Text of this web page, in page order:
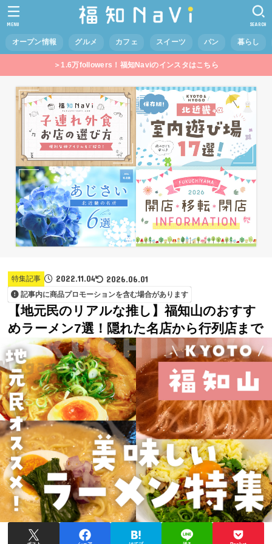
オープン情報 グルメ カフェ スイーツ パン 暮らし
SEARCH
MENU
＞1.6万followers！福知Naviのインスタはこちら
特集記事 2022.11.04 2026.06.01
記事内に商品プロモーションを含む場合があります
【地元民のリアルな推し】福知山のおすす
めラーメン7選！隠れた名店から行列店まで